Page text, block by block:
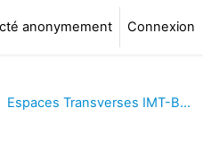
anonymement Connexion
Espaces Transverses IMT-BS - TSP